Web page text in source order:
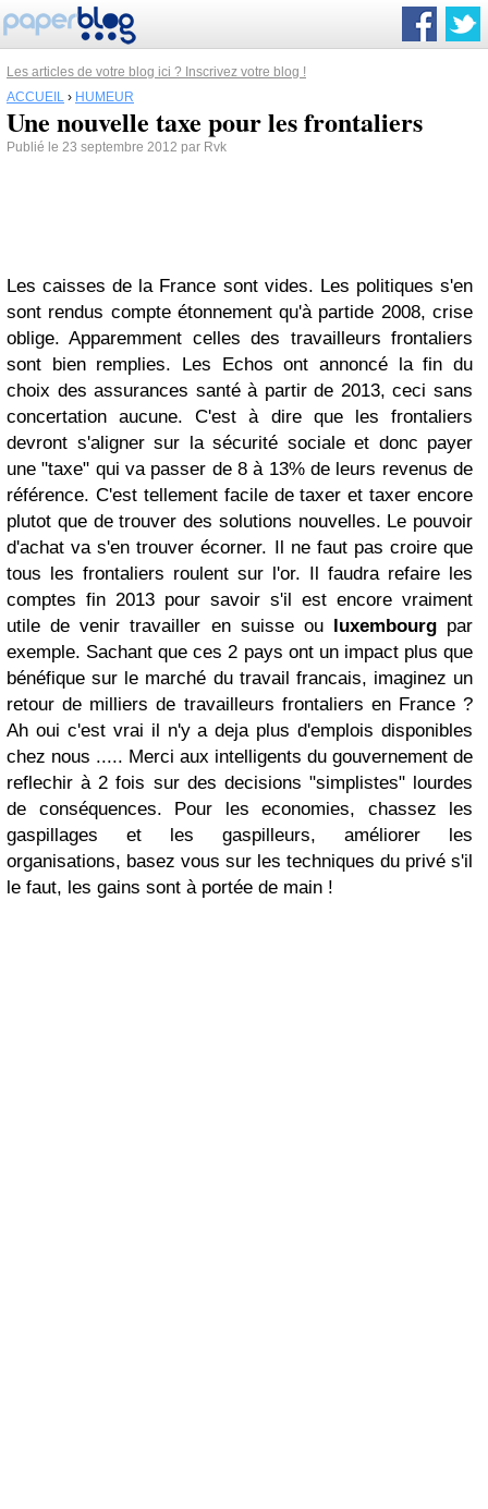
Les articles de votre blog ici ? Inscrivez votre blog !
ACCUEIL › HUMEUR
Une nouvelle taxe pour les frontaliers
Publié le 23 septembre 2012 par Rvk
Les caisses de la France sont vides. Les politiques s'en
sont rendus compte étonnement qu'à partide 2008, crise
oblige. Apparemment celles des travailleurs frontaliers
sont bien remplies. Les Echos ont annoncé la fin du
choix des assurances santé à partir de 2013, ceci sans
concertation aucune. C'est à dire que les frontaliers
devront s'aligner sur la sécurité sociale et donc payer
une "taxe" qui va passer de 8 à 13% de leurs revenus de
référence. C'est tellement facile de taxer et taxer encore
plutot que de trouver des solutions nouvelles. Le pouvoir
d'achat va s'en trouver écorner. Il ne faut pas croire que
tous les frontaliers roulent sur l'or. Il faudra refaire les
comptes fin 2013 pour savoir s'il est encore vraiment
utile de venir travailler en suisse ou luxembourgpar
exemple. Sachant que ces 2 pays ont un impact plus que
bénéfique sur le marché du travail francais, imaginez un
retour de milliers de travailleurs frontaliers en France ?
Ah oui c'est vrai il n'y a deja plus d'emplois disponibles
chez nous ..... Merci aux intelligents du gouvernement de
reflechir à 2 fois sur des decisions "simplistes" lourdes
de conséquences. Pour les economies, chassez les
gaspillages et les gaspilleurs, améliorer les
organisations, basez vous sur les techniques du privé s'il
le faut, les gains sont à portée de main !